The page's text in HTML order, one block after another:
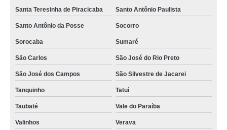
distribuidores de filtros hidráulicos Itapira
filtro óleo hidráulico Poços de Caldas
filtro hidráulico parker Itajubá
onde encontro filtros hidráulicos distribuidores Jardim das Acácias
procuro por filtro hidráulico de pressão Perdizes
Santa Teresinha de Piracicaba Santo Antônio Paulista
Santo Antônio da Posse Socorro
Sorocaba Sumaré
São Carlos São José do Rio Preto
São José dos Campos São Silvestre de Jacarei
Tanquinho Tatuí
Taubaté Vale do Paraíba
Valinhos Verava